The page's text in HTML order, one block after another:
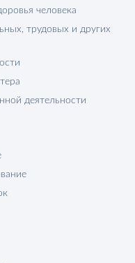
человека
трудовых и других
деятельности